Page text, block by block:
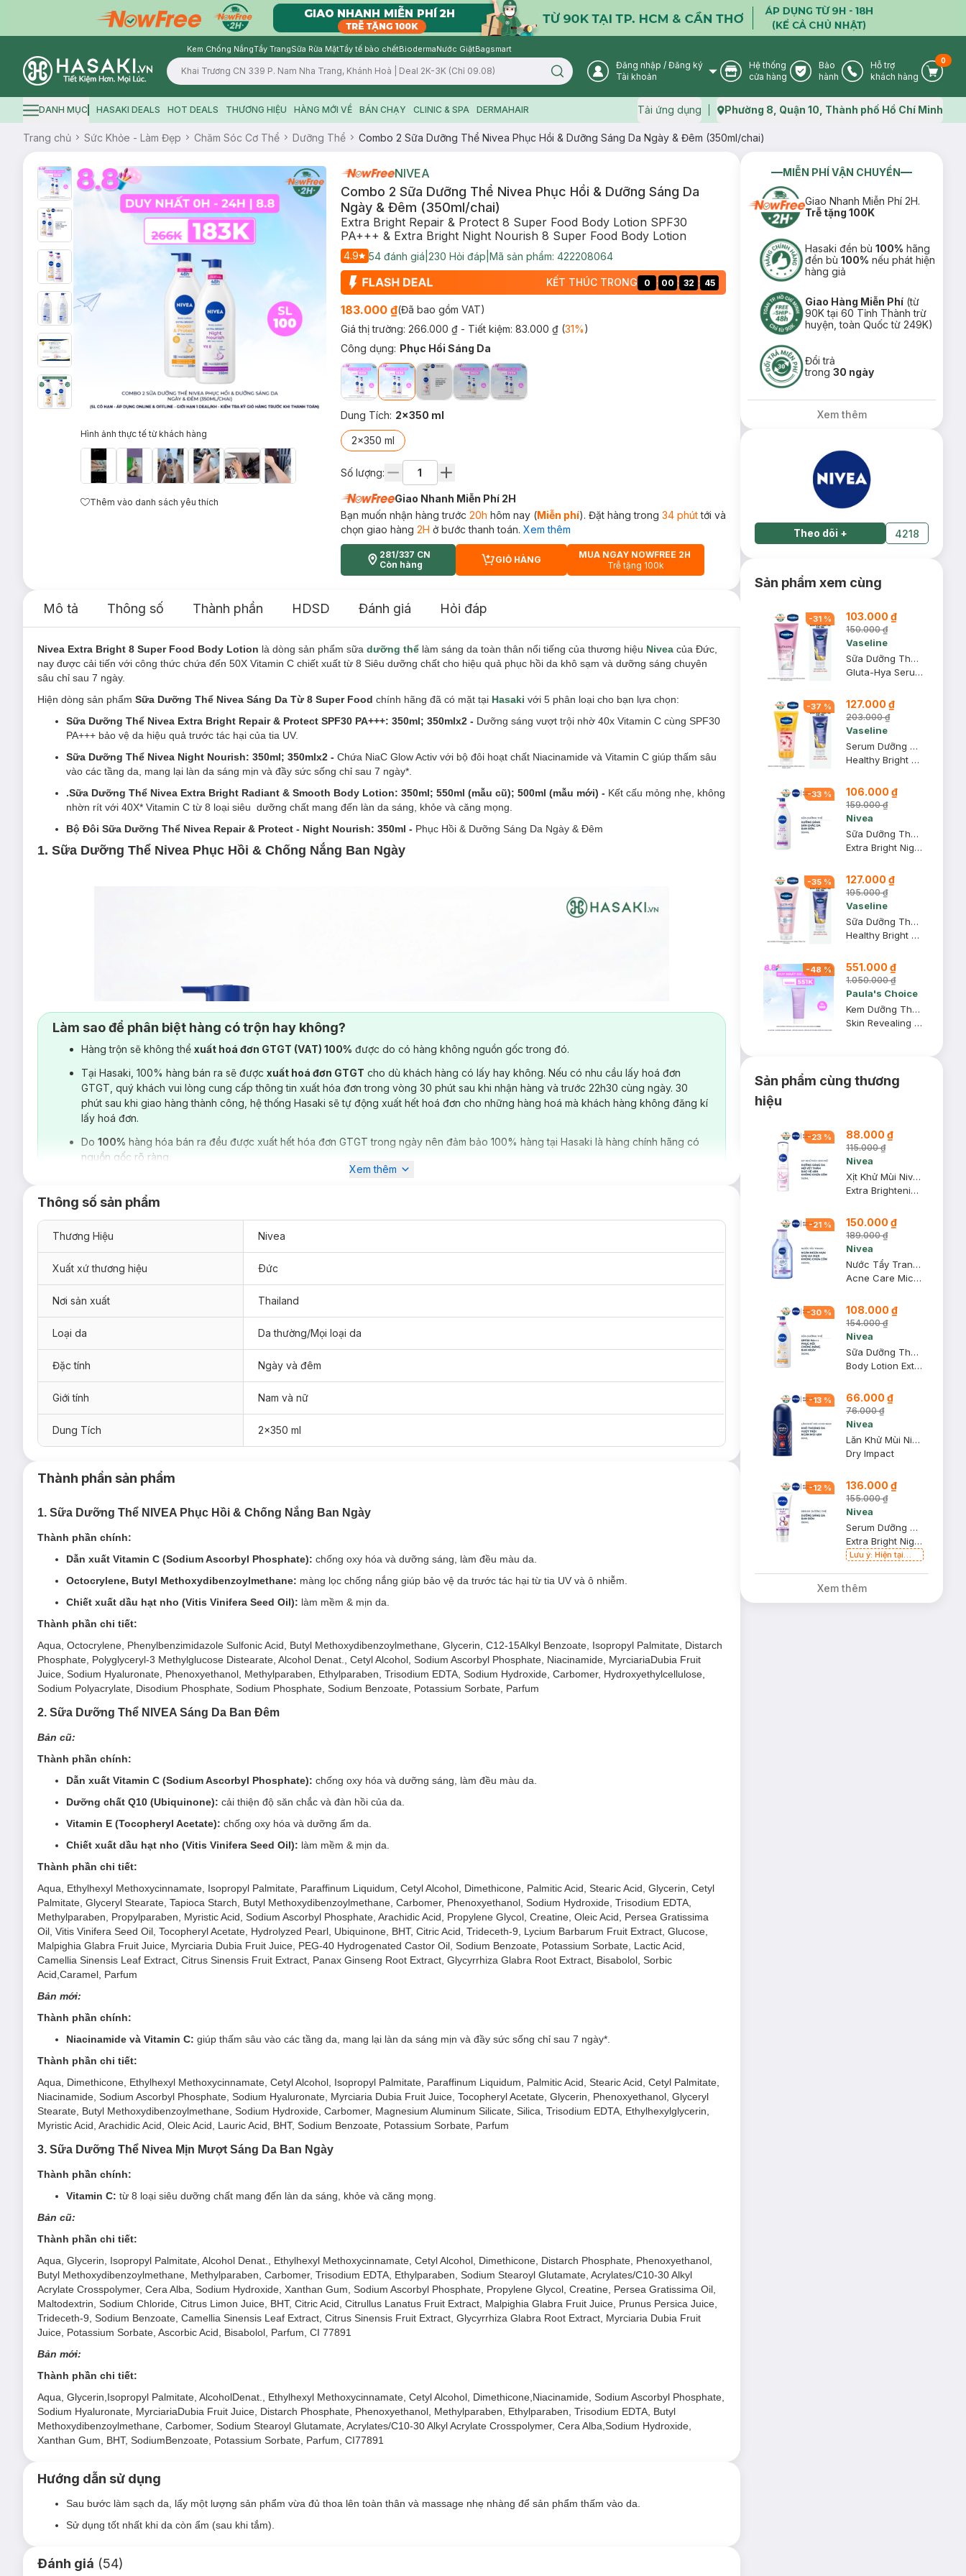
Kem Chống NắngTẩy TrangSữa Rửa MặtTẩy tế bào chếtBiodermaNước GiặtBagsmart
Logo
Search icon User Icon
Đăng nhập / Đăng ký
Tài khoản
Store Icon
Hệ thống
cửa hàng
Warranty Icon
Bảo
hành
Phone Icon
Hỗ trợ
khách hàng
Cart
0
Hamburger icon
DANH MỤC HASAKI DEALS HOT DEALS THƯƠNG HIỆU HÀNG MỚI VỀ BÁN CHẠY CLINIC & SPA DERMAHAIR Tải ứng dụng Map icon
Phường 8, Quận 10, Thành phố Hồ Chí Minh
Trang chủ Sức Khỏe - Làm Đẹp Chăm Sóc Cơ Thể Dưỡng Thể Combo 2 Sữa Dưỡng Thể Nivea Phục Hồi & Dưỡng Sáng Da Ngày & Đêm (350ml/chai)
Hình ảnh thực tế từ khách hàng
Thêm vào danh sách yêu thích
NIVEA
Combo 2 Sữa Dưỡng Thể Nivea Phục Hồi & Dưỡng Sáng Da
Ngày & Đêm (350ml/chai)
Extra Bright Repair & Protect 8 Super Food Body Lotion SPF30
PA+++ & Extra Bright Night Nourish 8 Super Food Body Lotion
4.9 54đánh giá 230 Hỏi đáp Mã sản phẩm: 422208064
KẾT THÚC TRONG 0 : 00 : 32 : 44
183.000 ₫(Đã bao gồm VAT)
Giá thị trường: 266.000 ₫ - Tiết kiệm: 83.000 ₫(31%)
Công dụng: Phục Hồi Sáng Da
Dung Tích: 2x350 ml
2x350 ml
Số lượng:
Giao Nhanh Miễn Phí 2H
Bạn muốn nhận hàng trước 20h hôm nay (Miễn phí). Đặt hàng trong 34 phúttới và
chọn giao hàng 2H ở bước thanh toán. Xem thêm
281/337 CN
Còn hàng
CART PLUS ICON
GIỎ HÀNG
MUA NGAY NOWFREE 2H
Trễ tặng 100k
Mô tả Thông số Thành phần HDSD Đánh giá Hỏi đáp
Nivea Extra Bright 8 Super Food Body Lotion là dòng sản phẩm sữa dưỡng thể làm sáng da toàn thân nổi tiếng của thương hiệu Nivea của Đức,
nay được cải tiến với công thức chứa đến 50X Vitamin C chiết xuất từ 8 Siêu dưỡng chất cho hiệu quả phục hồi da khô sạm và dưỡng sáng chuyên
sâu chỉ sau 7 ngày.
Hiện dòng sản phẩm Sữa Dưỡng Thể Nivea Sáng Da Từ 8 Super Food chính hãng đã có mặt tại Hasaki với 5 phân loại cho bạn lựa chọn:
Sữa Dưỡng Thể Nivea Extra Bright Repair & Protect SPF30 PA+++: 350ml; 350mlx2 - Dưỡng sáng vượt trội nhờ 40x Vitamin C cùng SPF30
PA+++ bảo vệ da hiệu quả trước tác hại của tia UV.
Sữa Dưỡng Thể Nivea Night Nourish: 350ml; 350mlx2 - Chứa NiaC Glow Activ với bộ đôi hoạt chất Niacinamide và Vitamin C giúp thấm sâu
vào các tầng da, mang lại làn da sáng mịn và đầy sức sống chỉ sau 7 ngày*.
.Sữa Dưỡng Thể Nivea Extra Bright Radiant & Smooth Body Lotion: 350ml; 550ml (mẫu cũ); 500ml (mẫu mới) - Kết cấu mỏng nhẹ, không
nhờn rít với 40X* Vitamin C từ 8 loại siêu dưỡng chất mang đến làn da sáng, khỏe và căng mọng.
Bộ Đôi Sữa Dưỡng Thể Nivea Repair & Protect - Night Nourish: 350ml - Phục Hồi & Dưỡng Sáng Da Ngày & Đêm
1. Sữa Dưỡng Thể Nivea Phục Hồi & Chống Nắng Ban Ngày
Ưu thế nổi bật của Sữa Dưỡng Thể Nivea Phục Hồi & Chống Nắng Ban Ngày:
Làm sáng rõ rệt làn da xỉn màu chỉ trong 2 tuần^.
Cải thiện tình trạng da, giúp phục hồi làn da thường xuyên tiếp xúc với ánh nắng mặt trời.
Kết cấu mỏng nhẹ, không bết dính với 40X* Vitamin C từ 8 loại siêu dưỡng chất dành cho da, giúp bảo vệ da trước tác hại từ tia UV và ô nhiễm
môi trường.
Công thức chứa các vi hạt Vitamin C, thấm sâu vào các lớp da** và dưỡng ẩm, giúp bảo vệ phục hồi làn da xỉn màu, cho làn da sáng và mịn hơn
rõ rệt.
SPF30 PA++ bảo vệ da hiệu quả trước tác hại từ tia UV và ô nhiễm.
Chiết xuất dầu hạt nho làm mềm & mịn da.
Sản phẩm dưỡng ẩm chuyên sâu đến 24H+.
2. Sữa Dưỡng Thể NIVEA Sáng Da Ban Đêm
Ưu thế nổi bật của Sữa Dưỡng Thể NIVEA Sáng Da Ban Đêm:
Chứa 40x* Vitamin Cphục hồi làn da hư tổn và nuôi dưỡng làn da tươi sáng, đều màu, mịn màng
100% Hyaluron tinh khiếtdưỡng da ẩm mượt, mềm mại.
*Vitamin C trong Camu-Camu cao gấp 40 lần so với chanh.
Làm sao để phân biệt hàng có trộn hay không?
Hàng trộn sẽ không thể xuất hoá đơn GTGT (VAT) 100% được do có hàng không nguồn gốc trong đó.
Tại Hasaki, 100% hàng bán ra sẽ được xuất hoá đơn GTGT cho dù khách hàng có lấy hay không. Nếu có nhu cầu lấy hoá đơn
GTGT, quý khách vui lòng cung cấp thông tin xuất hóa đơn trong vòng 30 phút sau khi nhận hàng và trước 22h30 cùng ngày. 30
phút sau khi giao hàng thành công, hệ thống Hasaki sẽ tự động xuất hết hoá đơn cho những hàng hoá mà khách hàng không đăng kí
lấy hoá đơn.
Do 100% hàng hóa bán ra đều được xuất hết hóa đơn GTGT trong ngày nên đảm bảo 100% hàng tại Hasaki là hàng chính hãng có
nguồn gốc rõ ràng.
Xem thêm
Thông số sản phẩm
Thương Hiệu Nivea
Xuất xứ thương hiệu Ðức
Nơi sản xuất Thailand
Loại da Da thường/Mọi loại da
Đặc tính Ngày và đêm
Giới tính Nam và nữ
Dung Tích 2x350 ml
Thành phần sản phẩm
1. Sữa Dưỡng Thể NIVEA Phục Hồi & Chống Nắng Ban Ngày
Thành phần chính:
Dẫn xuất Vitamin C (Sodium Ascorbyl Phosphate): chống oxy hóa và dưỡng sáng, làm đều màu da.
Octocrylene, Butyl Methoxydibenzoylmethane: màng lọc chống nắng giúp bảo vệ da trước tác hại từ tia UV và ô nhiễm.
Chiết xuất dầu hạt nho (Vitis Vinifera Seed Oil): làm mềm & mịn da.
Thành phần chi tiết:
Aqua, Octocrylene, Phenylbenzimidazole Sulfonic Acid, Butyl Methoxydibenzoylmethane, Glycerin, C12-15Alkyl Benzoate, Isopropyl Palmitate, Distarch
Phosphate, Polyglyceryl-3 Methylglucose Distearate, Alcohol Denat., Cetyl Alcohol, Sodium Ascorbyl Phosphate, Niacinamide, MyrciariaDubia Fruit
Juice, Sodium Hyaluronate, Phenoxyethanol, Methylparaben, Ethylparaben, Trisodium EDTA, Sodium Hydroxide, Carbomer, Hydroxyethylcellulose,
Sodium Polyacrylate, Disodium Phosphate, Sodium Phosphate, Sodium Benzoate, Potassium Sorbate, Parfum
2. Sữa Dưỡng Thể NIVEA Sáng Da Ban Đêm
Bản cũ:
Thành phần chính:
Dẫn xuất Vitamin C (Sodium Ascorbyl Phosphate): chống oxy hóa và dưỡng sáng, làm đều màu da.
Dưỡng chất Q10 (Ubiquinone): cải thiện độ săn chắc và đàn hồi của da.
Vitamin E (Tocopheryl Acetate): chống oxy hóa và dưỡng ẩm da.
Chiết xuất dầu hạt nho (Vitis Vinifera Seed Oil): làm mềm & mịn da.
Thành phần chi tiết:
Aqua, Ethylhexyl Methoxycinnamate, Isopropyl Palmitate, Paraffinum Liquidum, Cetyl Alcohol, Dimethicone, Palmitic Acid, Stearic Acid, Glycerin, Cetyl
Palmitate, Glyceryl Stearate, Tapioca Starch, Butyl Methoxydibenzoylmethane, Carbomer, Phenoxyethanol, Sodium Hydroxide, Trisodium EDTA,
Methylparaben, Propylparaben, Myristic Acid, Sodium Ascorbyl Phosphate, Arachidic Acid, Propylene Glycol, Creatine, Oleic Acid, Persea Gratissima
Oil, Vitis Vinifera Seed Oil, Tocopheryl Acetate, Hydrolyzed Pearl, Ubiquinone, BHT, Citric Acid, Trideceth-9, Lycium Barbarum Fruit Extract, Glucose,
Malpighia Glabra Fruit Juice, Myrciaria Dubia Fruit Juice, PEG-40 Hydrogenated Castor Oil, Sodium Benzoate, Potassium Sorbate, Lactic Acid,
Camellia Sinensis Leaf Extract, Citrus Sinensis Fruit Extract, Panax Ginseng Root Extract, Glycyrrhiza Glabra Root Extract, Bisabolol, Sorbic
Acid,Caramel, Parfum
Bản mới:
Thành phần chính:
Niacinamide và Vitamin C: giúp thấm sâu vào các tầng da, mang lại làn da sáng mịn và đầy sức sống chỉ sau 7 ngày*.
Thành phần chi tiết:
Aqua, Dimethicone, Ethylhexyl Methoxycinnamate, Cetyl Alcohol, Isopropyl Palmitate, Paraffinum Liquidum, Palmitic Acid, Stearic Acid, Cetyl Palmitate,
Niacinamide, Sodium Ascorbyl Phosphate, Sodium Hyaluronate, Myrciaria Dubia Fruit Juice, Tocopheryl Acetate, Glycerin, Phenoxyethanol, Glyceryl
Stearate, Butyl Methoxydibenzoylmethane, Sodium Hydroxide, Carbomer, Magnesium Aluminum Silicate, Silica, Trisodium EDTA, Ethylhexylglycerin,
Myristic Acid, Arachidic Acid, Oleic Acid, Lauric Acid, BHT, Sodium Benzoate, Potassium Sorbate, Parfum
3. Sữa Dưỡng Thể Nivea Mịn Mượt Sáng Da Ban Ngày
Thành phần chính:
Vitamin C: từ 8 loại siêu dưỡng chất mang đến làn da sáng, khỏe và căng mọng.
Bản cũ:
Thành phần chi tiết:
Aqua, Glycerin, Isopropyl Palmitate, Alcohol Denat., Ethylhexyl Methoxycinnamate, Cetyl Alcohol, Dimethicone, Distarch Phosphate, Phenoxyethanol,
Butyl Methoxydibenzoylmethane, Methylparaben, Carbomer, Trisodium EDTA, Ethylparaben, Sodium Stearoyl Glutamate, Acrylates/C10-30 Alkyl
Acrylate Crosspolymer, Cera Alba, Sodium Hydroxide, Xanthan Gum, Sodium Ascorbyl Phosphate, Propylene Glycol, Creatine, Persea Gratissima Oil,
Maltodextrin, Sodium Chloride, Citrus Limon Juice, BHT, Citric Acid, Citrullus Lanatus Fruit Extract, Malpighia Glabra Fruit Juice, Prunus Persica Juice,
Trideceth-9, Sodium Benzoate, Camellia Sinensis Leaf Extract, Citrus Sinensis Fruit Extract, Glycyrrhiza Glabra Root Extract, Myrciaria Dubia Fruit
Juice, Potassium Sorbate, Ascorbic Acid, Bisabolol, Parfum, CI 77891
Bản mới:
Thành phần chi tiết:
Aqua, Glycerin,Isopropyl Palmitate, AlcoholDenat., Ethylhexyl Methoxycinnamate, Cetyl Alcohol, Dimethicone,Niacinamide, Sodium Ascorbyl Phosphate,
Sodium Hyaluronate, MyrciariaDubia Fruit Juice, Distarch Phosphate, Phenoxyethanol, Methylparaben, Ethylparaben, Trisodium EDTA, Butyl
Methoxydibenzoylmethane, Carbomer, Sodium Stearoyl Glutamate, Acrylates/C10-30 Alkyl Acrylate Crosspolymer, Cera Alba,Sodium Hydroxide,
Xanthan Gum, BHT, SodiumBenzoate, Potassium Sorbate, Parfum, CI77891
Hướng dẫn sử dụng
Sau bước làm sạch da, lấy một lượng sản phẩm vừa đủ thoa lên toàn thân và massage nhẹ nhàng để sản phẩm thấm vào da.
Sử dụng tốt nhất khi da còn ẩm (sau khi tắm).
Đánh giá (54)
MIỄN PHÍ VẬN CHUYỂN
Giao Nhanh Miễn Phí 2H.
Trễ tặng 100K
Hasaki đền bù100% hãng
đền bù100% nếu phát hiện
hàng giả
Giao Hàng Miễn Phí (từ
90K tại 60 Tỉnh Thành trừ
huyện, toàn Quốc từ 249K)
Đổi trả
trong30 ngày
Xem thêm
Theo dõi + 4218
Sản phẩm xem cùng
-31 % 103.000 ₫
150.000 ₫
Vaseline
Sữa Dưỡng Thể Vaseline Sáng Da Chuyên Sâu Ban Đêm 300ml (Mới)
Gluta-Hya Serum Burst Lotion Dewy Radiance
-37 % 127.000 ₫
203.000 ₫
Vaseline
Serum Dưỡng Thể Vaseline Chống Nắng Sáng Da 300ml (Mới)
Healthy Bright Daily Protection & Brightening Serum SPF 50+ PA++++
-33 % 106.000 ₫
159.000 ₫
Nivea
Sữa Dưỡng Thể Nivea Sáng Da Ban Đêm 350ml
Extra Bright Night Nourish Body Lotion
-35 % 127.000 ₫
195.000 ₫
Vaseline
Sữa Dưỡng Thể Vaseline Gluta-Hya Nâng Tông Tức Thì 300ml
Healthy Bright Gluta-Hya Body Tone-Up UV Lotion
-48 % 551.000 ₫
1.050.000 ₫
Paula's Choice
Kem Dưỡng Thể Paula’s Choice 10% AHA Làm Sáng Da 210ml
Skin Revealing Body Lotion with 10% AHA
Sản phẩm cùng thương
hiệu
-23 % 88.000 ₫
115.000 ₫
Nivea
Xịt Khử Mùi Nivea Cho Nữ Sáng Da, Mờ Vết Thâm 150ml
Extra Brightening 8 Super Food Spray - Vitamin C
-21 % 150.000 ₫
189.000 ₫
Nivea
Nước Tẩy Trang Nivea Ngăn Ngừa Mụn 400ml
Acne Care Micellar Water
-30 % 108.000 ₫
154.000 ₫
Nivea
Sữa Dưỡng Thể Nivea Phục Hồi & Chống Nắng Ban Ngày 350ml
Body Lotion Extra Bright Repair & Protect SPF30 PA+++
-13 % 66.000 ₫
76.000 ₫
Nivea
Lăn Khử Mùi Nivea Men Khô Thoáng Da Vượt Trội 50ml
Dry Impact
-12 % 136.000 ₫
155.000 ₫
Nivea
Serum Dưỡng Thể Nivea Sáng Da Ban Đêm 180ml
Extra Bright Night Nourish Body Serum
Lưu ý: Hiện tại
cả phiên bản mới
và cũ.
Xem thêm